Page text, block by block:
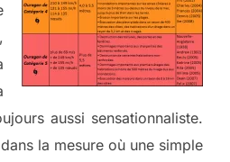
aussi sensationnaliste.
la mesure où une simple